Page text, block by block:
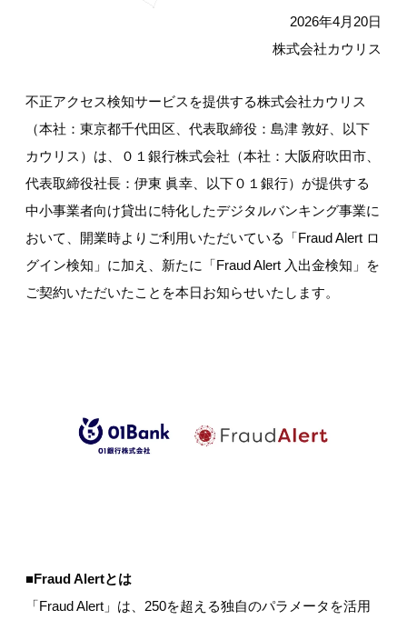
2026年4月20日
株式会社カウリス
不正アクセス検知サービスを提供する株式会社カウリス
（本社：東京都千代田区、代表取締役：島津 敦好、以下
カウリス）は、０１銀行株式会社（本社：大阪府吹田市、
代表取締役社長：伊東 眞幸、以下０１銀行）が提供する
中小事業者向け貸出に特化したデジタルバンキング事業に
おいて、開業時よりご利用いただいている「Fraud Alert ロ
グイン検知」に加え、新たに「Fraud Alert 入出金検知」を
ご契約いただいたことを本日お知らせいたします。
■Fraud Alertとは
「Fraud Alert」は、250を超える独自のパラメータを活用